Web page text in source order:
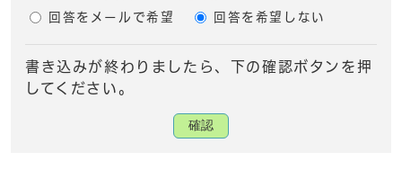
回答をメールで希望 回答を希望しない
書き込みが終わりましたら、下の確認ボタンを押
してください。
確認